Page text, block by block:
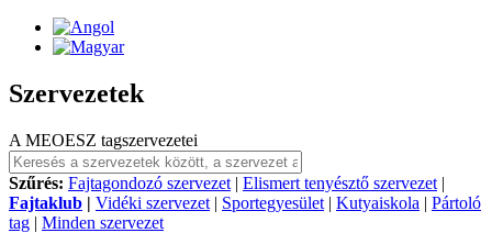
Szervezetek
A MEOESZ tagszervezetei
Szűrés: Fajtagondozó szervezet | Elismert tenyésztő szervezet |
Fajtaklub | Vidéki szervezet | Sportegyesület | Kutyaiskola | Pártoló
tag | Minden szervezet